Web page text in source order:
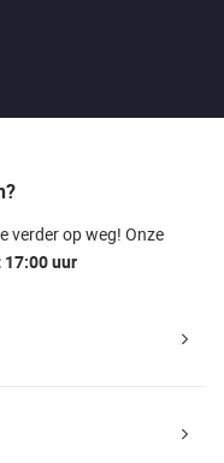
verder op weg! Onze
uur